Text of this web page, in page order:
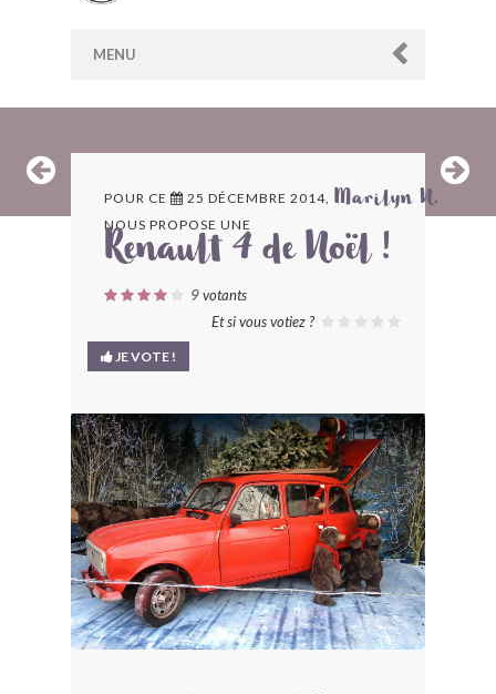
MENU
ARCHIVES
LES CONTRIBUTEURS
LE BLOG
BONJOURLAVIEILLE ?
MODÈLES ET MARQUES
COMMENT FONCTIONNE BLV ?
POUR CE 25 DÉCEMBRE 2014, Marilyn N.
NOUS PROPOSE UNE
Renault 4 de Noël !
9votants
Et si vous votiez ?
JE VOTE !